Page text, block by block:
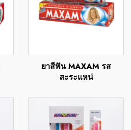
ยาสีฟัน MAXAM รส
สะระแหน่